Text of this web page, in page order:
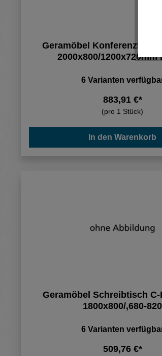
Geramöbel Konferenztisch
2000x800/1200x720mm
6 Varianten
883,91 €*
(pro 1 Stück)
In den Warenkorb
Geramöbel Schreibtisch
1800x800/,680-820
6 Varianten
509,76 €*